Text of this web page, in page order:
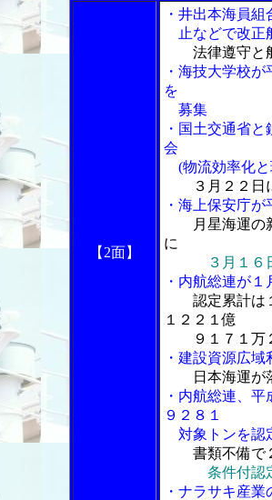
【2面】
・井出本海員
止などで改正
法律遵守と
・海技大学校
を
募集
・国土交通省
会
(物流効率化と
３月２２
・海上保安庁
月星海運の
に
３月１６
・内航総連が
認定累計は
１２２１億
９１７１万
・建設資源広
日本海運が
・内航総連、
９２８１
対象トンを認
書類不備で
条件付認
・ナラサキ産